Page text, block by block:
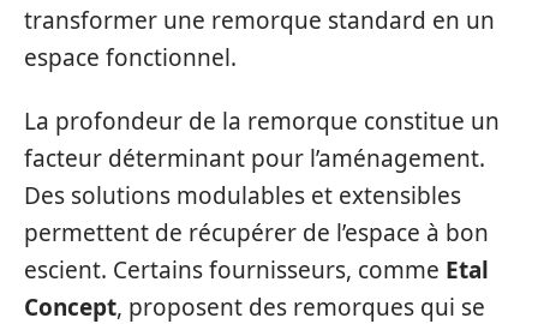
transformer une remorque standard en un
espace fonctionnel.
La profondeur de la remorque constitue un
facteur déterminant pour l’aménagement.
Des solutions modulables et extensibles
permettent de récupérer de l’espace à bon
escient. Certains fournisseurs, comme Etal
Concept, proposent des remorques qui se